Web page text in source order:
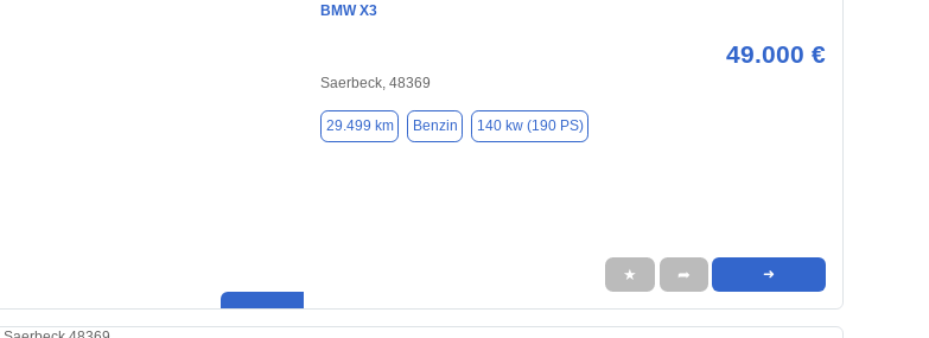
BMW X3
49.000 €
Saerbeck, 48369
29.499 km Benzin 140 kw (190 PS)
★ ➦ ➜